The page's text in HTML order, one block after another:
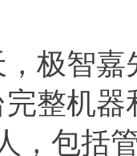
智嘉
完整机
，包括